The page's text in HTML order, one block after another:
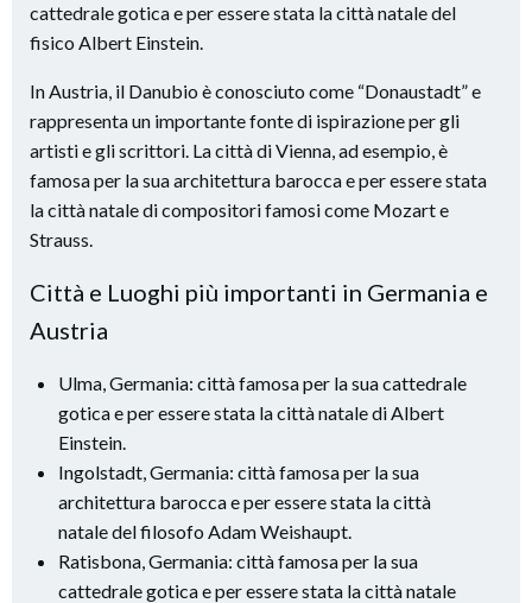
cattedrale gotica e per essere stata la città natale del
fisico Albert Einstein.
In Austria, il Danubio è conosciuto come “Donaustadt” e
rappresenta un importante fonte di ispirazione per gli
artisti e gli scrittori. La città di Vienna, ad esempio, è
famosa per la sua architettura barocca e per essere stata
la città natale di compositori famosi come Mozart e
Strauss.
Città e Luoghi più importanti in Germania e
Austria
Ulma, Germania: città famosa per la sua cattedrale
gotica e per essere stata la città natale di Albert
Einstein.
Ingolstadt, Germania: città famosa per la sua
architettura barocca e per essere stata la città
natale del filosofo Adam Weishaupt.
Ratisbona, Germania: città famosa per la sua
cattedrale gotica e per essere stata la città natale